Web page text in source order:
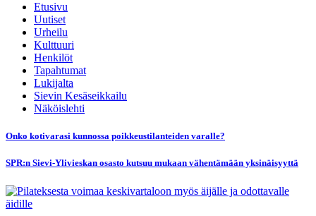
Etusivu
Uutiset
Urheilu
Kulttuuri
Henkilöt
Tapahtumat
Lukijalta
Sievin Kesäseikkailu
Näköislehti
Onko kotivarasi kunnossa poikkeustilanteiden varalle?
SPR:n Sievi-Ylivieskan osasto kutsuu mukaan vähentämään yksinäisyyttä